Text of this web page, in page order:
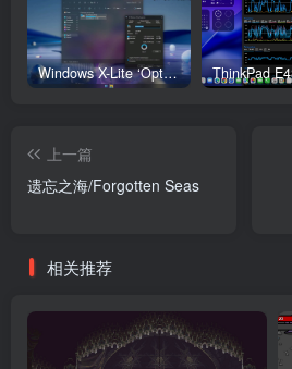
Windows X-Lite ‘Optimum 11’ 25H2 Pro v2
上一篇
遗忘之海/Forgotten Seas
相关推荐